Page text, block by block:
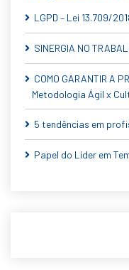
LGPD – Lei 13.709/
SINERGIA NO
COMO GARANTIR A
Metodologia Ágil x
5 tendências em
Papel do Líder em